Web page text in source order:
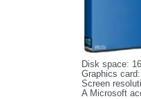
Disk space:
Graphics
Screen
A Microsoft